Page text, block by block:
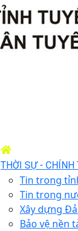
THỜI SỰ - CHÍNH
Tin trong
Tin trong
Xây dựng
Bảo vệ nền